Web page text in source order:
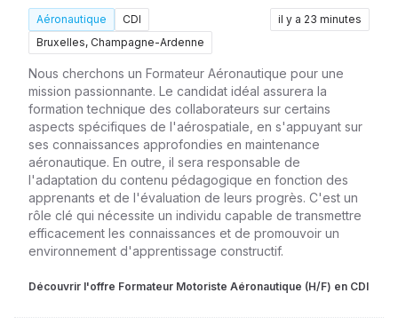
Aéronautique
CDI
Bruxelles, Champagne-Ardenne
il y a 23 minutes
Nous cherchons un Formateur Aéronautique pour une
mission passionnante. Le candidat idéal assurera la
formation technique des collaborateurs sur certains
aspects spécifiques de l'aérospatiale, en s'appuyant sur
ses connaissances approfondies en maintenance
aéronautique. En outre, il sera responsable de
l'adaptation du contenu pédagogique en fonction des
apprenants et de l'évaluation de leurs progrès. C'est un
rôle clé qui nécessite un individu capable de transmettre
efficacement les connaissances et de promouvoir un
environnement d'apprentissage constructif.
Découvrir l'offre Formateur Motoriste Aéronautique (H/F) en CDI